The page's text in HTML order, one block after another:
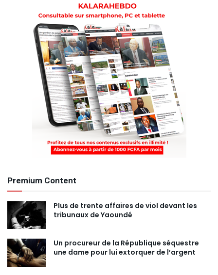
Premium Content
Plus de trente affaires de viol devant les
tribunaux de Yaoundé
Un procureur de la République séquestre
une dame pour lui extorquer de l’argent